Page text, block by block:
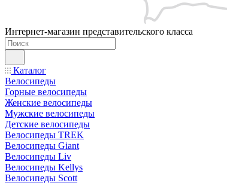
Интернет-магазин представительского класса
Каталог
Велосипеды
Горные велосипеды
Женские велосипеды
Мужские велосипеды
Детские велосипеды
Велосипеды TREK
Велосипеды Giant
Велосипеды Liv
Велосипеды Kellys
Велосипеды Scott